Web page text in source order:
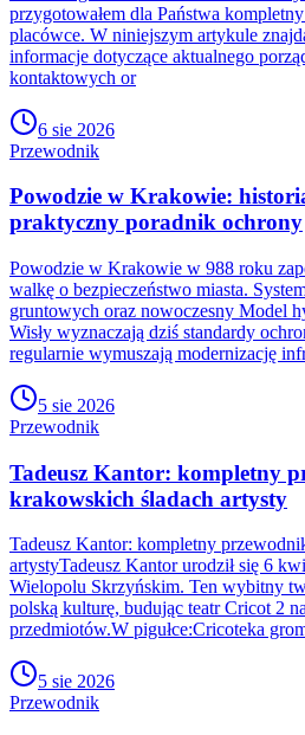
przygotowałem dla Państwa
placówce. W niniejszym artykule
informacje dotyczące aktualnego
kontaktowych or
6 sie 2026
Przewodnik
Powodzie w Krakowie:
praktyczny poradnik ochrony
Powodzie w Krakowie w 988 roku
walkę o bezpieczeństwo miasta.
gruntowych oraz nowoczesny Model
Wisły wyznaczają dziś standardy
regularnie wymuszają modernizację
5 sie 2026
Przewodnik
Tadeusz Kantor: kompletny
krakowskich śladach artysty
Tadeusz Kantor: kompletny
artystyTadeusz Kantor urodził się 6
Wielopolu Skrzyńskim. Ten wybitny
polską kulturę, budując teatr Cricot 2
przedmiotów.W pigułce:Cricoteka
5 sie 2026
Przewodnik